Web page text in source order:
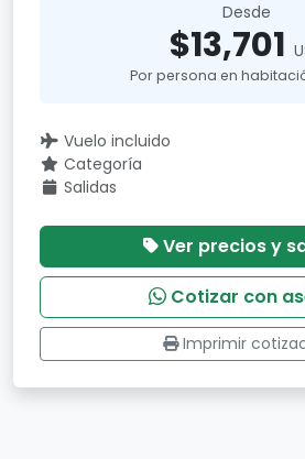
Desde
$13,701
Por persona en
Vuelo incluido
Categoría
Salidas
Ver precios y
Cotizar con
Imprimir